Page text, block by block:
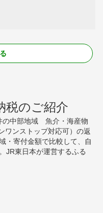
税のご紹介
の中部地域 魚介・海産物
ワンストップ対応可）の返
・寄付金額で比較して、自
JR東日本が運営するふる